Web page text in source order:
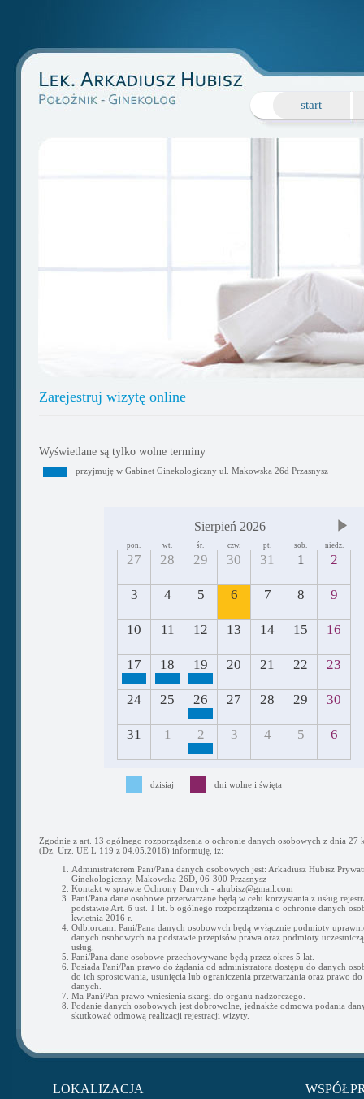
start
Zarejestruj wizytę online
Wyświetlane są tylko wolne terminy
przyjmuję w Gabinet Ginekologiczny ul. Makowska 26d Przasnysz
Sierpień 2026
pon. wt. śr. czw. pt. sob. niedz.
27 28 29 30 31 1 2
3 4 5 6 7 8 9
10 11 12 13 14 15 16
17 18 19 20 21 22 23
24 25 26 27 28 29 30
31 1 2 3 4 5 6
dzisiaj dni wolne i święta
Zgodnie z art. 13 ogólnego rozporządzenia o ochronie danych osobowych z dnia 27
(Dz. Urz. UE L 119 z 04.05.2016) informuję, iż:
Administratorem Pani/Pana danych osobowych jest: Arkadiusz Hubisz
Ginekologiczny, Makowska 26D, 06-300 Przasnysz
Kontakt w sprawie Ochrony Danych - ahubisz@gmail.com
Pani/Pana dane osobowe przetwarzane będą w celu korzystania z usług
podstawie Art. 6 ust. 1 lit. b ogólnego rozporządzenia o ochronie danych
kwietnia 2016 r.
Odbiorcami Pani/Pana danych osobowych będą wyłącznie podmioty
danych osobowych na podstawie przepisów prawa oraz podmioty
usług.
Pani/Pana dane osobowe przechowywane będą przez okres 5 lat.
Posiada Pani/Pan prawo do żądania od administratora dostępu do danych
do ich sprostowania, usunięcia lub ograniczenia przetwarzania oraz prawo do
danych.
Ma Pani/Pan prawo wniesienia skargi do organu nadzorczego.
Podanie danych osobowych jest dobrowolne, jednakże odmowa podania
skutkować odmową realizacji rejestracji wizyty.
LOKALIZACJA